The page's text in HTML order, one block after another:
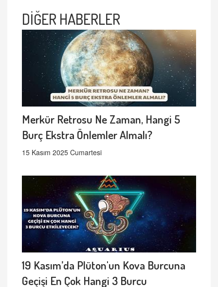
DİĞER HABERLER
Merkür Retrosu Ne Zaman, Hangi 5
Burç Ekstra Önlemler Almalı?
15 Kasım 2025 Cumartesi
19 Kasım’da Plüton'un Kova Burcuna
Geçişi En Çok Hangi 3 Burcu